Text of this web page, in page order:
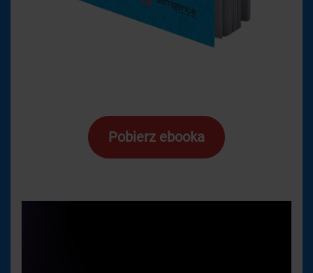
Pobierz ebooka